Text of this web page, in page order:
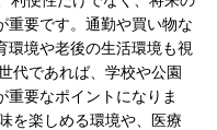
重要です。通勤や買い物な
環境や老後の生活環境も視
代であれば、学校や公園
重要なポイントになりま
を楽しめる環境や、医療